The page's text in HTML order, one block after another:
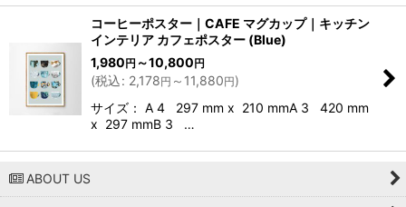
コーヒーポスター｜CAFE マグカップ｜キッチン
インテリア カフェポスター (Blue)
1,980円 ～10,800円
(税込: 2,178円 ～11,880円)
サイズ： A 4 297 mm x 210 mmA 3 420 mm
x 297 mmB 3 …
ABOUT US